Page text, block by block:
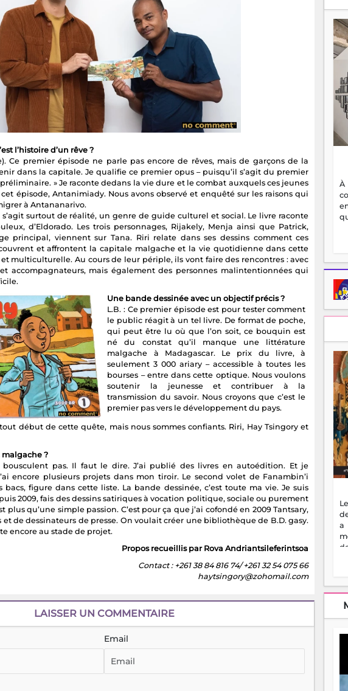
l’histoire d’un rêve ?
Ce premier épisode ne parle pas encore de rêves, mais de garçons de la
dans la capitale. Je qualifie ce premier opus – puisqu’il s’agit du premier
préliminaire. » Je raconte dedans la vie dure et le combat auxquels ces jeunes
épisode, Antanimiady. Nous avons observé et enquêté sur les raisons qui
à Antananarivo.
surtout de réalité, un genre de guide culturel et social. Le livre raconte
d’Eldorado. Les trois personnages, Rijakely, Menja ainsi que Patrick,
principal, viennent sur Tana. Riri relate dans ses dessins comment ces
et affrontent la capitale malgache et la vie quotidienne dans cette
multiculturelle. Au cours de leur périple, ils vont faire des rencontres : avec
accompagnateurs, mais également des personnes malintentionnées qui
Une bande dessinée avec un objectif précis ?
L.B. : Ce premier épisode est pour tester comment
le public réagit à un tel livre. De format de poche,
qui peut être lu où que l’on soit, ce bouquin est
né du constat qu’il manque une littérature
malgache à Madagascar. Le prix du livre, à
seulement 3 000 ariary – accessible à toutes les
bourses – entre dans cette optique. Nous voulons
soutenir la jeunesse et contribuer à la
transmission du savoir. Nous croyons que c’est le
premier pas vers le développement du pays.
début de cette quête, mais nous sommes confiants. Riri, Hay Tsingory et
malgache ?
bousculent pas. Il faut le dire. J’ai publié des livres en autoédition. Et je
encore plusieurs projets dans mon tiroir. Le second volet de Fanambin’i
bacs, figure dans cette liste. La bande dessinée, c’est toute ma vie. Je suis
2009, fais des dessins satiriques à vocation politique, sociale ou purement
plus qu’une simple passion. C’est pour ça que j’ai cofondé en 2009 Tantsary,
et de dessinateurs de presse. On voulait créer une bibliothèque de B.D. gasy.
encore au stade de projet.
Propos recueillis par Rova Andriantsileferintsoa
Contact : +261 38 84 816 74/ +261 32 54 075 66
haytsingory@zohomail.com
LAISSER UN COMMENTAIRE
Email
a